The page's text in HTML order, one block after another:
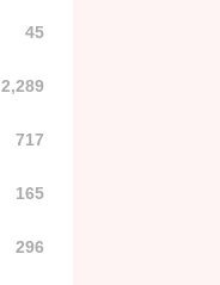
45
2,289
717
165
296